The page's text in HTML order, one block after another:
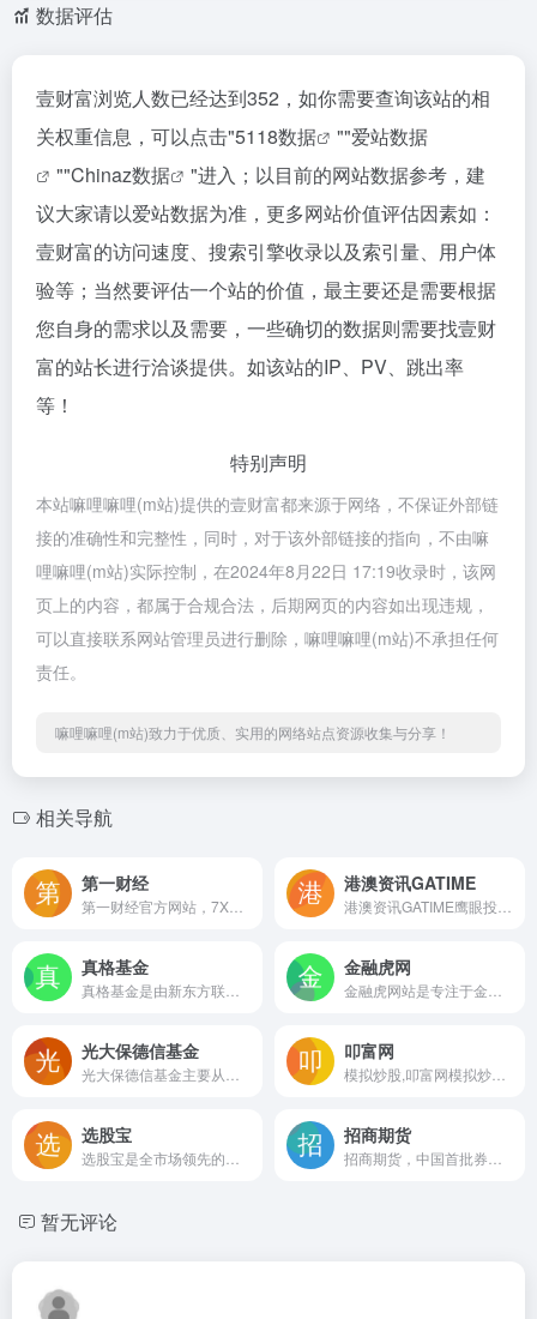
数据评估
壹财富浏览人数已经达到352，如你需要查询该站的相
关权重信息，可以点击"5118数据 ""爱站数据
""Chinaz数据
"进入；以目前的网站数据参考，建
议大家请以爱站数据为准，更多网站价值评估因素如：
壹财富的访问速度、搜索引擎收录以及索引量、用户体
验等；当然要评估一个站的价值，最主要还是需要根据
您自身的需求以及需要，一些确切的数据则需要找壹财
富的站长进行洽谈提供。如该站的IP、PV、跳出率
等！
特别声明
本站嘛哩嘛哩(m站)提供的壹财富都来源于网络，不保证外部链
接的准确性和完整性，同时，对于该外部链接的指向，不由嘛
哩嘛哩(m站)实际控制，在2024年8月22日 17:19收录时，该网
页上的内容，都属于合规合法，后期网页的内容如出现违规，
可以直接联系网站管理员进行删除，嘛哩嘛哩(m站)不承担任何
责任。
嘛哩嘛哩(m站)致力于优质、实用的网络站点资源收集与分享！
相关导航
第一财经 港澳资讯GATIME
真格基金 金融虎网
光大保德信基金 叩富网
选股宝 招商期货
暂无评论